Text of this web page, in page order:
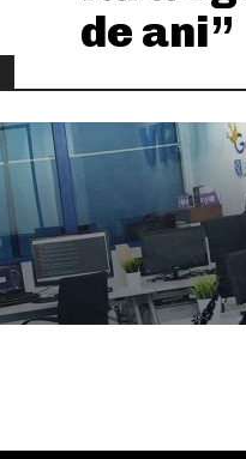
de ani”